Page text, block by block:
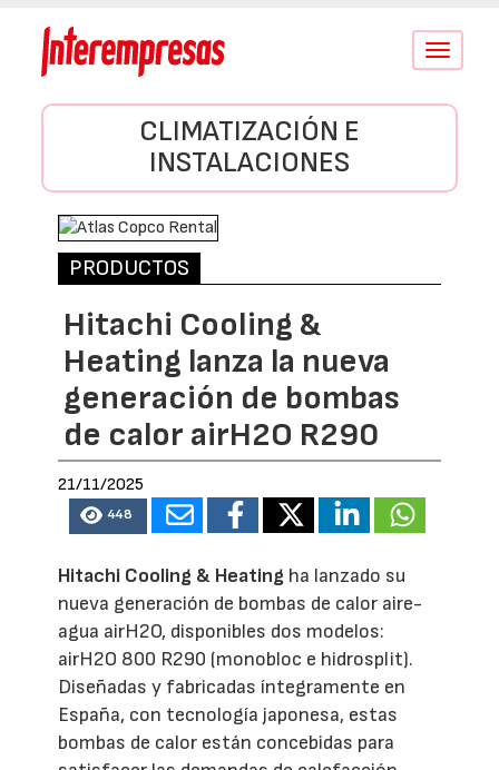
Conmutar
CLIMATIZACIÓN E
INSTALACIONES
PRODUCTOS
Hitachi Cooling &
Heating lanza la nueva
generación de bombas
de calor airH2O R290
21/11/2025
448
Hitachi Cooling & Heating ha lanzado su
nueva generación de bombas de calor aire-
agua airH2O, disponibles dos modelos:
airH2O 800 R290 (monobloc e hidrosplit).
Diseñadas y fabricadas íntegramente en
España, con tecnología japonesa, estas
bombas de calor están concebidas para